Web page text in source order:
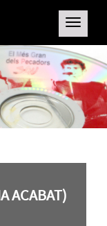
Toggle
ACABAT)